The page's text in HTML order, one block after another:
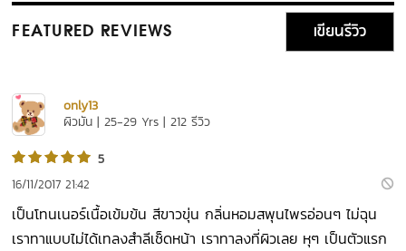
FEATURED REVIEWS เขียนรีวิว
only13
ผิวมัน | 25-29 Yrs | 212 รีวิว
5
16/11/2017 21:42
เป็นโทนเนอร์เนื้อเข้มข้น สีขาวขุ่น กลิ่นหอมสพุนไพรอ่อนๆ ไม่ฉุน
เราทาแบบไม่ได้เทลงสำลีเช็ดหน้า เราทาลงที่ผิวเลย หุๆ เป็นตัวแรก